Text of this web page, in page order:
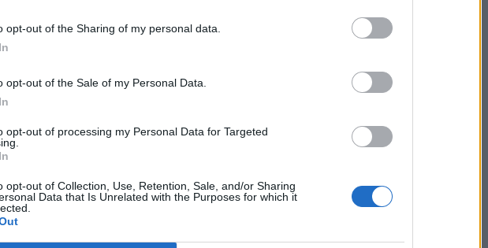
opt-out of the Sharing of my personal data.
opt-out of the Sale of my Personal Data.
opt-out of processing my Personal Data for Targeted
opt-out of Collection, Use, Retention, Sale, and/or Sharing
Data that Is Unrelated with the Purposes for which it
se los lleva el tren
suman más de cien
acuerdo me siento bien
Del Padre, Amén!
pierde el respeto a federales
municipales
los rivales